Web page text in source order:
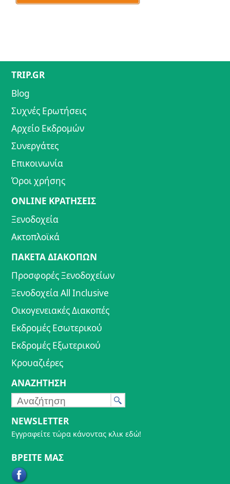
TRIP.GR
Blog
Συχνές Ερωτήσεις
Αρχείο Εκδρομών
Συνεργάτες
Επικοινωνία
Όροι χρήσης
ONLINE ΚΡΑΤΗΣΕΙΣ
Ξενοδοχεία
Ακτοπλοϊκά
ΠΑΚΕΤΑ ΔΙΑΚΟΠΩΝ
Προσφορές Ξενοδοχείων
Ξενοδοχεία All Inclusive
Οικογενειακές Διακοπές
Εκδρομές Εσωτερικού
Εκδρομές Εξωτερικού
Κρουαζιέρες
ΑΝΑΖΗΤΗΣΗ
NEWSLETTER
Εγγραφείτε τώρα κάνοντας κλικ εδώ!
ΒΡΕΙΤΕ ΜΑΣ